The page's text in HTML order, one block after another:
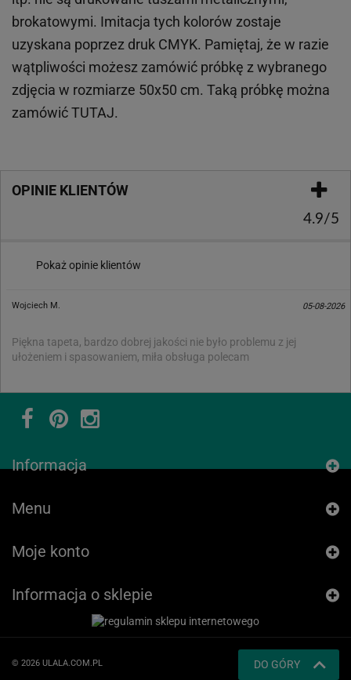
brokatowymi. Imitacja tych kolorów zostaje
uzyskana poprzez druk CMYK. Pamiętaj, że w razie
wątpliwości możesz zamówić próbkę z wybranego
zdjęcia w rozmiarze 50x50 cm. Taką próbkę można
zamówićTUTAJ.
OPINIE KLIENTÓW
4.9/5
Pokaż opinie klientów
Wojciech M. 05-08-2026
Piękna tapeta, bardzo dobrej jakości nie było problemu z jej
ułożeniem i spasowaniem, miła obsługa polecam
Informacja
Menu
Moje konto
Informacja o sklepie
© 2026 ULALA.COM.PL DO GÓRY